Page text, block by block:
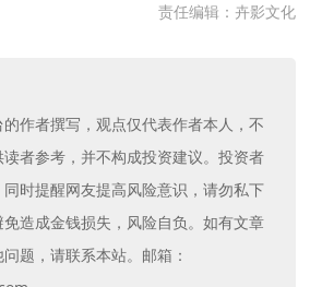
责任编辑：卉影文化
作者撰写，观点仅代表作者本人，不
者参考，并不构成投资建议。投资者
时提醒网友提高风险意识，请勿私下
造成金钱损失，风险自负。如有文章
题，请联系本站。邮箱：